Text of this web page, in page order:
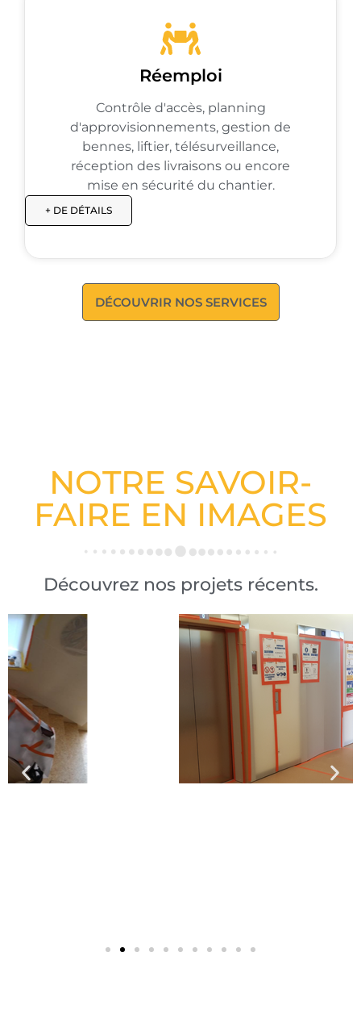
Réemploi
Contrôle d'accès, planning
d'approvisionnements, gestion de
bennes, liftier, télésurveillance,
réception des livraisons ou encore
mise en sécurité du chantier.
+ DE DÉTAILS
DÉCOUVRIR NOS SERVICES
NOTRE SAVOIR-
FAIRE EN IMAGES
Découvrez nos projets récents.